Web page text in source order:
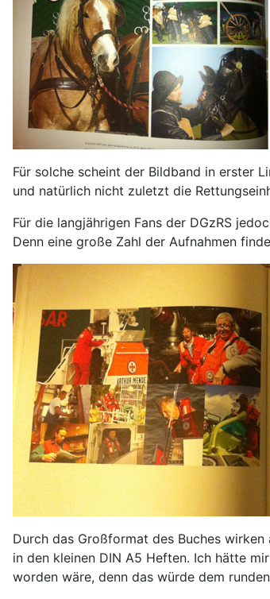
Für solche scheint der Bildband in erster
und natürlich nicht zuletzt die
Für die langjährigen Fans der DGzRS
Denn eine große Zahl der Aufnahmen
Durch das Großformat des Buches
in den kleinen DIN A5 Heften. Ich hätte
worden wäre, denn das würde dem